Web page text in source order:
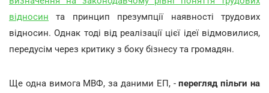
відносин та принцип презумпції наявності трудових
відносин. Однак тоді від реалізації цієї ідеї відмовилися,
передусім через критику з боку бізнесу та громадян.
Ще одна вимога МВФ, за даними ЕП, -перегляд пільги на